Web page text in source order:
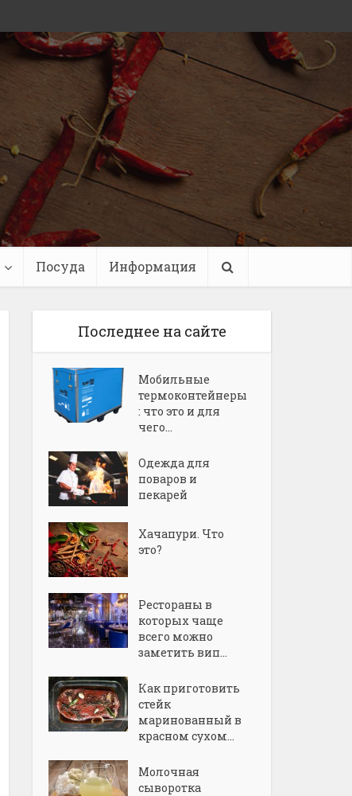
Посуда Информация
Последнее на сайте
Мобильные
термоконтейнеры
: что это и для
чего...
Одежда для
поваров и
пекарей
Хачапури. Что
это?
Рестораны в
которых чаще
всего можно
заметить вип...
Как приготовить
стейк
маринованный в
красном сухом...
Молочная
сыворотка